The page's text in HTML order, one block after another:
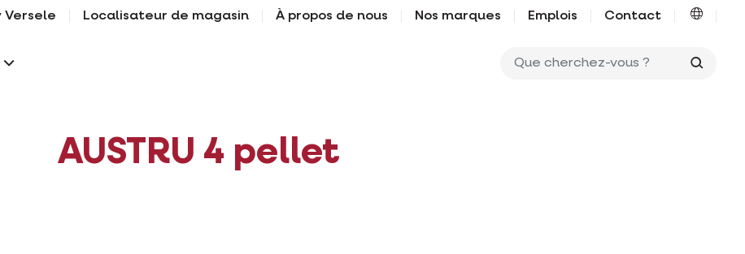
Versele Localisateur de magasin À propos de nous Nos marques Emplois Contact
AUSTRU 4 pellet